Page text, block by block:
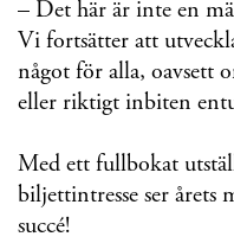
– Det här är inte en
Vi fortsätter att
något för alla, oavsett
eller riktigt inbiten
Med ett fullbokat
biljettintresse ser årets
succé!